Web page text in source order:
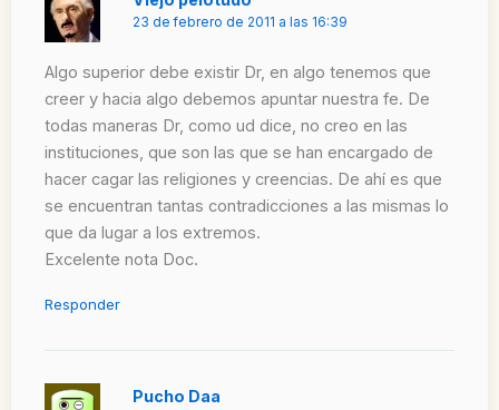
23 de febrero de 2011 a las 16:39
Algo superior debe existir Dr, en algo tenemos que
creer y hacia algo debemos apuntar nuestra fe. De
todas maneras Dr, como ud dice, no creo en las
instituciones, que son las que se han encargado de
hacer cagar las religiones y creencias. De ahí es que
se encuentran tantas contradicciones a las mismas lo
que da lugar a los extremos.
Excelente nota Doc.
Responder
Pucho Daa